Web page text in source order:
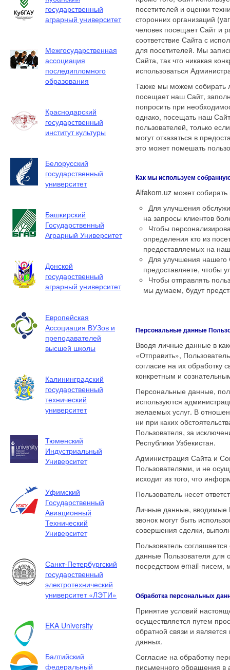
государственный
аграрный университет
Межгосударственная
ассоциация
последипломного
образования
Краснодарский
государственный
институт культуры
Белорусский
государственный
университет
Башкирский
Государственный
Аграрный Университет
Донской
государственный
аграрный университет
Европейская
Ассоциация ВУЗов и
преподавателей
высшей школы
Калининградский
государственный
технический
университет
Тюменский
Индустриальный
Университет
Уфимский
Государственный
Авиационный
Технический
Университет
Санкт-Петербургский
государственный
электротехнический
университет «ЛЭТИ»
EKA University
Балтийский
федеральный
посетителей и оценки
сторонних организаций
человек посещает Сайт и
соответствие Сайта с
для посетителей. Мы
Сайта, так что никакая
использоваться
Также мы можем собирать
посещает наш Сайт,
попросить при
однако, посещать наш
пользователей, только
могут отказаться в
это может помешать
Как мы используем
Alfakom.uz может
Для улучшения
на запросы клиентов
Чтобы
определения кто из
предоставляемых на
Для улучшения нашего
предоставляете, чтобы
Чтобы отправлять
мы думаем, будут
Персональные данные
Вводя личные данные в
«Отправить»,
согласие на их обработку
конкретным и
Персональные данные,
используются
желаемых услуг. В
ни при каких
Пользователя, за
Республики Узбекистан.
Администрация Сайта и
Пользователями, и не
исходит из того, что
Пользователь несет
Личные данные, вводимые
звонок могут быть
совершения сделки,
Пользователь
данные Пользователя для
посредством email-писем,
Обработка персональных
Принятие условий
осуществляется путем
обратной связи и
данных.
Согласие на обработку
письменного обращения в